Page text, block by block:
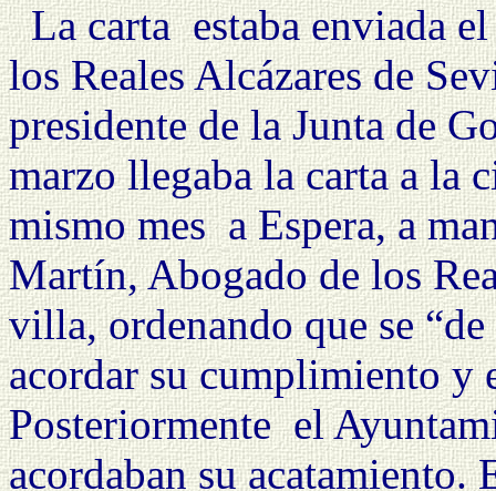
La carta estaba enviada
los Reales Alcázares de
presidente dela Juntade
marzo llegaba la carta a la
mismo mes a Espera, a
Martín, Abogado de los
villa, ordenando que se “de
acordar su cumplimiento y
Posteriormente el
acordaban su acatamiento.